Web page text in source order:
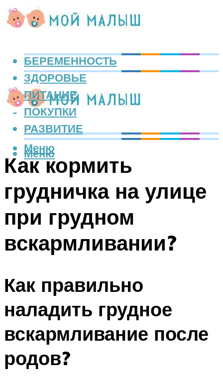
БЕРЕМЕННОСТЬ
ЗДОРОВЬЕ
ПИТАНИЕ
ПОКУПКИ
РАЗВИТИЕ
Меню
Меню
Как кормить
грудничка на улице
при грудном
вскармливании?
Как правильно
наладить грудное
вскармливание после
родов?